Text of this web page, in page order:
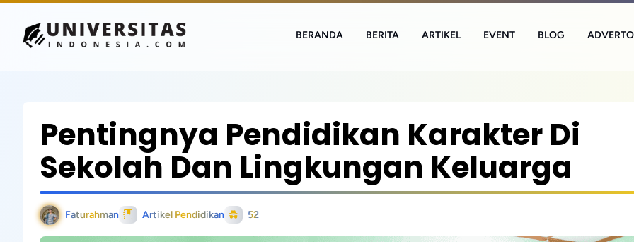
BERANDA BERITA ARTIKEL EVENT BLOG
Pentingnya Pendidikan Karakter Di
Sekolah Dan Lingkungan Keluarga
Faturahman Artikel Pendidikan 52